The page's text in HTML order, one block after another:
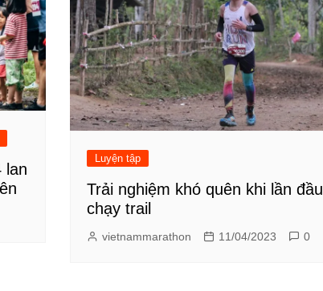
lan
Luyện tập
Trải nghiệm khó quên khi lần đầu
chạy trail
vietnammarathon 11/04/2023 0